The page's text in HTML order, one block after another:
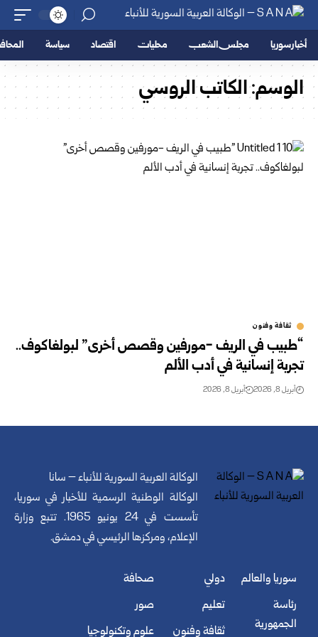
أخبار سوريا مجلس الشعب محليات اقتصاد سياسة
الوسم:الكاتب الروسي
ثقافة وفنون
“طبيب في الريف -مورفين وقصص أخرى” لبولغاكوف..
تجربة إنسانية في أدب الألم
أبريل 8, 2026 أبريل 8, 2026
الوكالة العربية السورية للأنباء – سانا
الوكالة الوطنية الرسمية للأخبار في سوريا،
تأسست في 24 يونيو 1965. تتبع وزارة
الإعلام، ومركزها الرئيسي في دمشق.
سوريا والعالم
رئاسة
الجمهورية
دولي
تعليم
ثقافة وفنون
صحافة
صور
علوم وتكنولوجيا